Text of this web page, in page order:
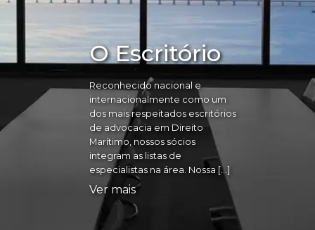
O Escritório
Reconhecido nacional e
internacionalmente como um
dos mais respeitados escritórios
de advocacia em Direito
Marítimo, nossos sócios
integram as listas de
especialistas na área. Nossa […]
Ver mais